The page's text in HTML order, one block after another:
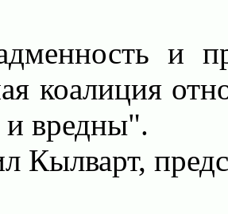
и
коалиция
вредны".
Кылварт,